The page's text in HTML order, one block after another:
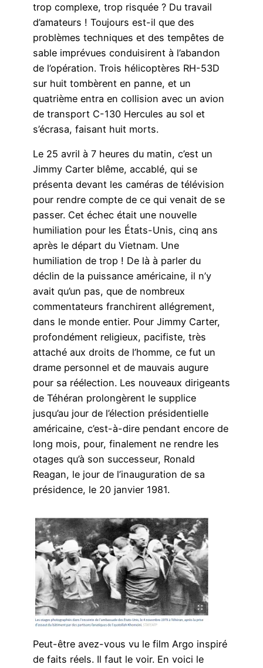
trop complexe, trop risquée ? Du travail
d’amateurs ! Toujours est-il que des
problèmes techniques et des tempêtes de
sable imprévues conduisirent à l’abandon
de l’opération. Trois hélicoptères RH-53D
sur huit tombèrent en panne, et un
quatrième entra en collision avec un avion
de transport C-130 Hercules au sol et
s’écrasa, faisant huit morts.
Le 25 avril à 7 heures du matin, c’est un
Jimmy Carter blême, accablé, qui se
présenta devant les caméras de télévision
pour rendre compte de ce qui venait de se
passer. Cet échec était une nouvelle
humiliation pour les États-Unis, cinq ans
après le départ du Vietnam. Une
humiliation de trop ! De là à parler du
déclin de la puissance américaine, il n’y
avait qu’un pas, que de nombreux
commentateurs franchirent allégrement,
dans le monde entier. Pour Jimmy Carter,
profondément religieux, pacifiste, très
attaché aux droits de l’homme, ce fut un
drame personnel et de mauvais augure
pour sa réélection. Les nouveaux dirigeants
de Téhéran prolongèrent le supplice
jusqu’au jour de l’élection présidentielle
américaine, c’est-à-dire pendant encore de
long mois, pour, finalement ne rendre les
otages qu’à son successeur, Ronald
Reagan, le jour de l’inauguration de sa
présidence, le 20 janvier 1981.
Peut-être avez-vous vu le film Argo inspiré
de faits réels. Il faut le voir. En voici le